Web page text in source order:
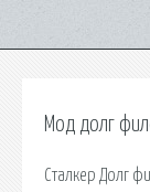
Мод долг
Сталкер Долг